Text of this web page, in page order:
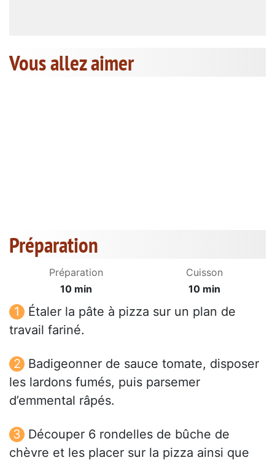
Vous allez aimer
Préparation
Préparation
10 min
Cuisson
10 min
Étaler la pâte à pizza sur un plan de
travail fariné.
Badigeonner de sauce tomate, disposer
les lardons fumés, puis parsemer
d’emmental râpés.
Découper 6 rondelles de bûche de
chèvre et les placer sur la pizza ainsi que